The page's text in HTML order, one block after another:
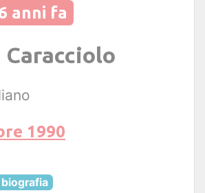
anni fa
1990
biografia